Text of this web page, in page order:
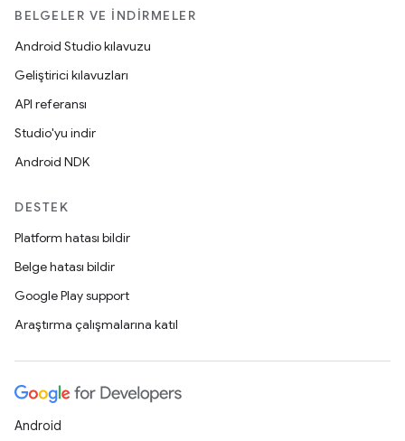
BELGELER VE İNDIRMELER
Android Studio kılavuzu
Geliştirici kılavuzları
API referansı
Studio'yu indir
Android NDK
DESTEK
Platform hatası bildir
Belge hatası bildir
Google Play support
Araştırma çalışmalarına katıl
Android